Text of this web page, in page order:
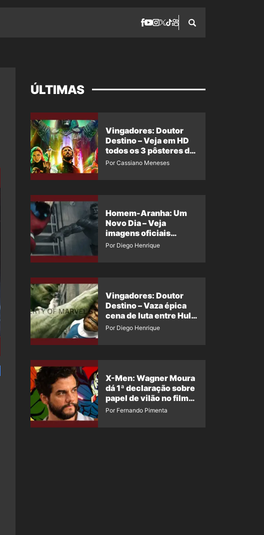
ÚLTIMAS
Vingadores: Doutor
Destino – Veja em HD
todos os 3 pôsteres de
‘Doomsday’ + 1 imagem
Por Cassiano Meneses
Homem-Aranha: Um
Novo Dia – Veja
imagens oficiais
descartadas do Hulk
Por Diego Henrique
Vingadores: Doutor
Destino – Vaza épica
cena de luta entre Hulk
e o Coisa
Por Diego Henrique
X-Men: Wagner Moura
dá 1ª declaração sobre
papel de vilão no filme
da Marvel
Por Fernando Pimenta